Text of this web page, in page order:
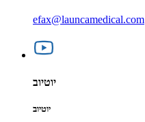
efax@launcamedical.com
יוטיוב
יוטיוב